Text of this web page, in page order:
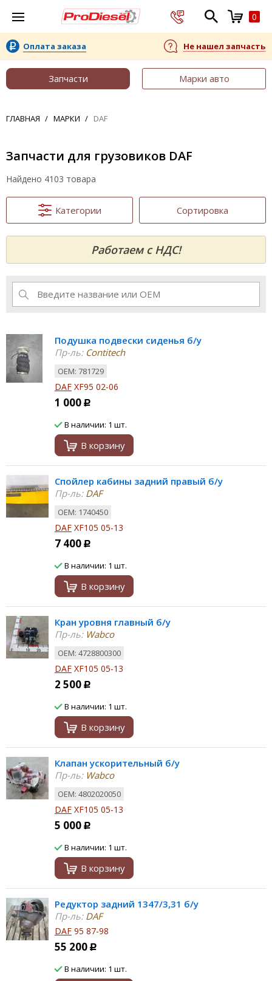
0
Оплата заказа Не нашел запчасть
Запчасти Марки авто
ГЛАВНАЯ МАРКИ DAF
Запчасти для грузовиков DAF
Найдено 4103 товара
Категории Сортировка
Работаем с НДС!
Подушка подвески сиденья б/у
Пр-ль:Contitech
ОЕМ: 781729
DAF XF95 02-06
1 000 Р
В наличии: 1 шт.
В корзину
Спойлер кабины задний правый б/у
Пр-ль:DAF
ОЕМ: 1740450
DAF XF105 05-13
7 400 Р
В наличии: 1 шт.
В корзину
Кран уровня главный б/у
Пр-ль:Wabco
ОЕМ: 4728800300
DAF XF105 05-13
2 500 Р
В наличии: 1 шт.
В корзину
Клапан ускорительный б/у
Пр-ль:Wabco
ОЕМ: 4802020050
DAF XF105 05-13
5 000 Р
В наличии: 1 шт.
В корзину
Редуктор задний 1347/3,31 б/у
Пр-ль:DAF
DAF 95 87-98
55 200 Р
В наличии: 1 шт.